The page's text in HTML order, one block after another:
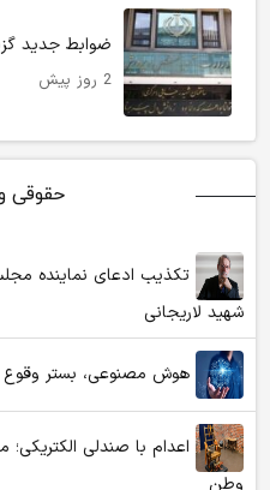
ضوابط جدید
2 روز پیش
حقوقی
تکذیب ادعای نماینده
شهید لاریجانی
هوش مصنوعی، بستر وقوع 55درصد جرایم سایبری آفریقاست
اعدام با صندلی الکتریکی؛
وطن